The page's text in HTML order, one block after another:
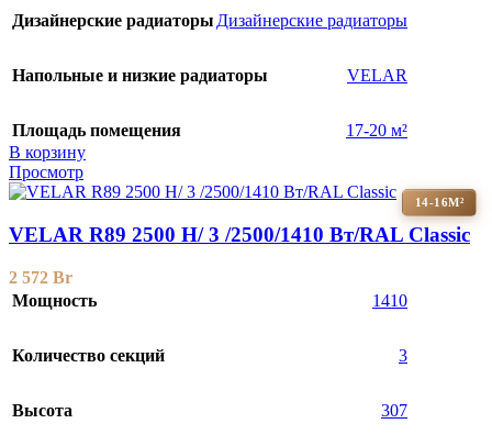
Дизайнерские радиаторы Дизайнерские радиаторы
Напольные и низкие радиаторы VELAR
Площадь помещения
17-20 м²
В корзину
Просмотр
14-16М²
VELAR R89 2500 H/ 3 /2500/1410 Вт/RAL Classic
2 572 Br
Мощность
1410
Количество секций 3
Высота 307